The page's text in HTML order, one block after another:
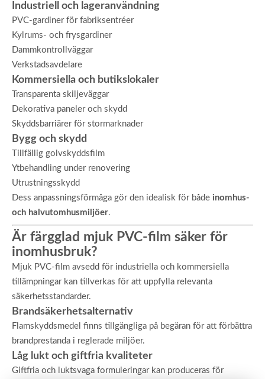
Industriell och lageranvändning
PVC-gardiner för fabriksentréer
Kylrums- och frysgardiner
Dammkontrollväggar
Verkstadsavdelare
Kommersiella och butikslokaler
Transparenta skiljeväggar
Dekorativa paneler och skydd
Skyddsbarriärer för stormarknader
Bygg och skydd
Tillfällig golvskyddsfilm
Ytbehandling under renovering
Utrustningsskydd
Dess anpassningsförmåga gör den idealisk för både inomhus-
och halvutomhusmiljöer.
Är färgglad mjuk PVC-film säker för
inomhusbruk?
Mjuk PVC-film avsedd för industriella och kommersiella
tillämpningar kan tillverkas för att uppfylla relevanta
säkerhetsstandarder.
Brandsäkerhetsalternativ
Flamskyddsmedel finns tillgängliga på begäran för att förbättra
brandprestanda i reglerade miljöer.
Låg lukt och giftfria kvaliteter
Giftfria och luktsvaga formuleringar kan produceras för